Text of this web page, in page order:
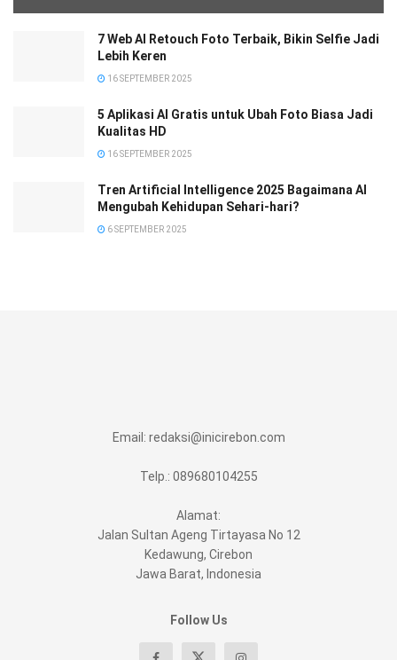
7 Web AI Retouch Foto Terbaik, Bikin Selfie Jadi
Lebih Keren
16 SEPTEMBER 2025
5 Aplikasi AI Gratis untuk Ubah Foto Biasa Jadi
Kualitas HD
16 SEPTEMBER 2025
Tren Artificial Intelligence 2025 Bagaimana AI
Mengubah Kehidupan Sehari-hari?
6 SEPTEMBER 2025
Email: redaksi@inicirebon.com
Telp.: 089680104255
Alamat:
Jalan Sultan Ageng Tirtayasa No 12
Kedawung, Cirebon
Jawa Barat, Indonesia
Follow Us